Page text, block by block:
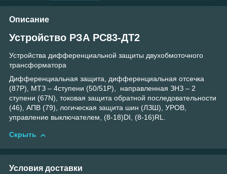
Описание
Устройство РЗА РС83-ДТ2
Устройства дифференциальной защиты двухобмоточного
трансформатора
Дифференциальная защита, дифференциальная отсечка
(87P), МТЗ – 4ступени (50/51Р), направленная ЗНЗ – 2
ступени (67N), токовая защита обратной последовательности
(46), АПВ (79), логическая защита шин (ЛЗШ), УРОВ,
управление выключателем, (8-18)DI, (8-16)RL.
Скрыть
Условия доставки